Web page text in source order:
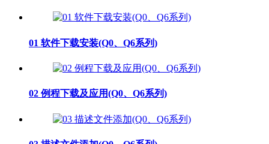
01 软件下载安装(Q0、Q6系列)
02 例程下载及应用(Q0、Q6系列)